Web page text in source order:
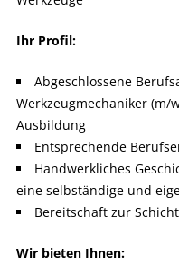
Ihr Profil:
Abgeschlossene
Werkzeugmechaniker (m/
Ausbildung
Entsprechende
Handwerkliches
eine selbständige und
Bereitschaft zur
Wir bieten Ihnen: